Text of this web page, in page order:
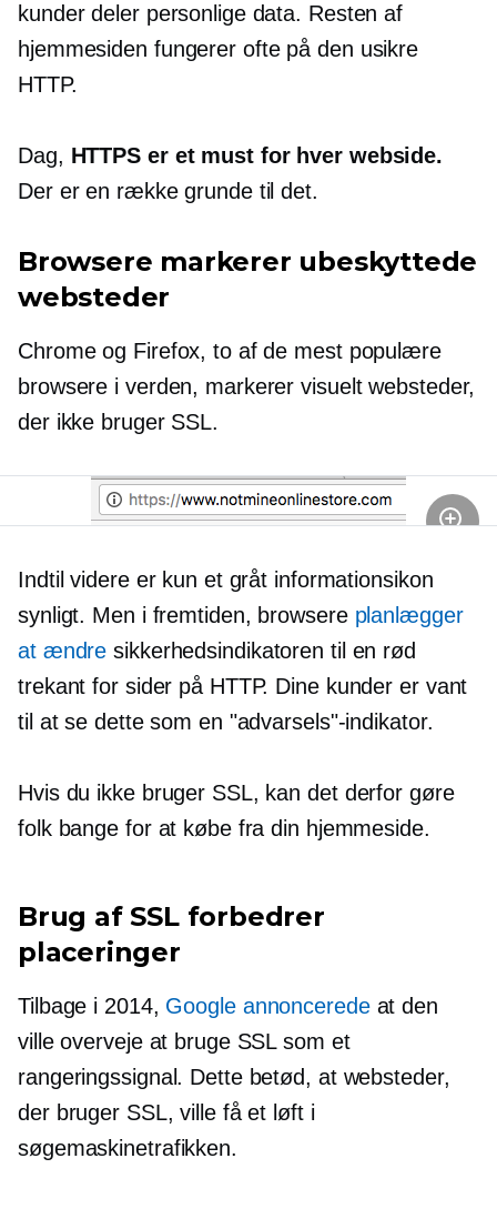
kunder deler personlige data. Resten af ​​
hjemmesiden fungerer ofte på den usikre
HTTP.
Dag, HTTPS er et must for hver webside.
Der er en række grunde til det.
Browsere markerer ubeskyttede
websteder
Chrome og Firefox, to af de mest populære
browsere i verden, markerer visuelt websteder,
der ikke bruger SSL.
Indtil videre er kun et gråt informationsikon
synligt. Men i fremtiden, browsere planlægger
at ændresikkerhedsindikatoren til en rød
trekant for sider på HTTP. Dine kunder er vant
til at se dette som en "advarsels"-indikator.
Hvis du ikke bruger SSL, kan det derfor gøre
folk bange for at købe fra din hjemmeside.
Brug af SSL forbedrer
placeringer
Tilbage i 2014, Google annonceredeat den
ville overveje at bruge SSL som et
rangeringssignal. Dette betød, at websteder,
der bruger SSL, ville få et løft i
søgemaskinetrafikken.